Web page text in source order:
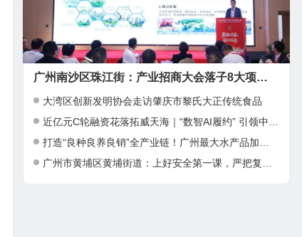
广州南沙区珠江街：产业招商大会落子8大项目，邀湾区客商抢占“南沙站”红利
大湾区创新发明协会走访肇庆市黎氏大正传统食品
近亿元C轮融资花落拓威天海｜“数智AI履约” 引领中大件出海新基建
打造“良种良养良销”全产业链！广州最大水产品加工项目在南沙正式投产
广州市黄埔区黄埔街道：上好安全第一课，严把复工复产安全关